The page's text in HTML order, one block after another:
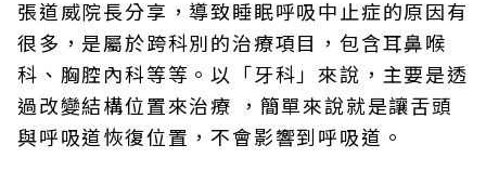
張道威院長分享，導致睡眠呼吸中止症的原因有
很多，是屬於跨科別的治療項目，包含耳鼻喉
科、胸腔內科等等。以「牙科」來說，主要是透
過改變結構位置來治療 ，簡單來說就是讓舌頭
與呼吸道恢復位置，不會影響到呼吸道。